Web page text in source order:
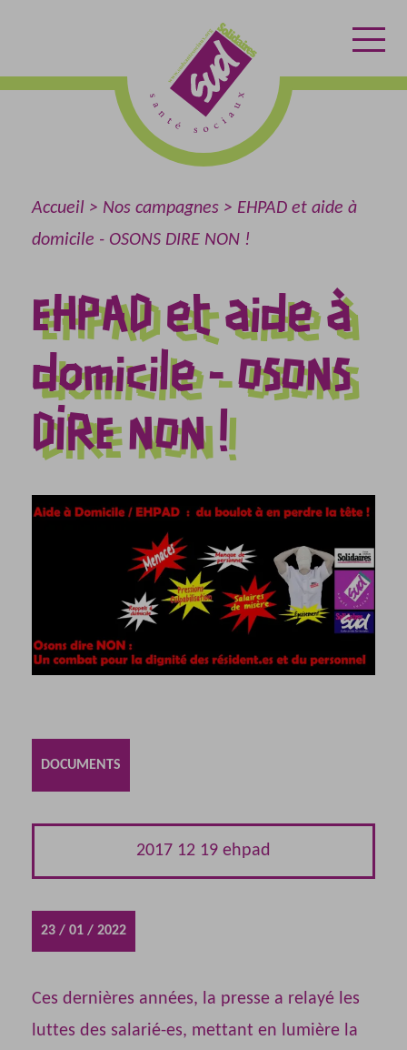
contenu
menu
l'accueil
Accueil Nos campagnes
EHPAD et aide à
domicile - OSONS DIRE NON !
EHPAD et aide à
domicile - OSONS
DIRE NON !
DOCUMENTS
2017 12 19 ehpad
23 / 01 / 2022
Ces dernières années, la presse a relayé les
luttes des salarié-es, mettant en lumière la